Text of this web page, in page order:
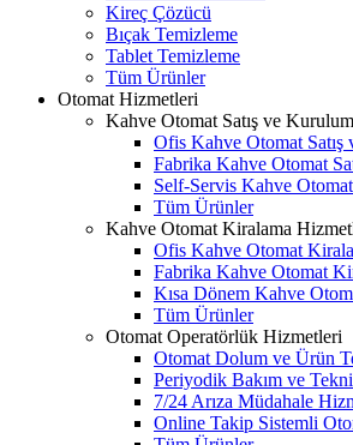
Kireç Çözücü
Bıçak Temizleme
Tablet Temizleme
Tüm Ürünler
Otomat Hizmetleri
Kahve Otomat Satış ve Kurulum
Ofis Kahve Otomat Satış
Fabrika Kahve Otomat
Self-Servis Kahve
Tüm Ürünler
Kahve Otomat Kiralama
Ofis Kahve Otomat
Fabrika Kahve Otomat
Kısa Dönem Kahve
Tüm Ürünler
Otomat Operatörlük Hizmetleri
Otomat Dolum ve Ürün
Periyodik Bakım ve
7/24 Arıza Müdahale
Online Takip Sistemli